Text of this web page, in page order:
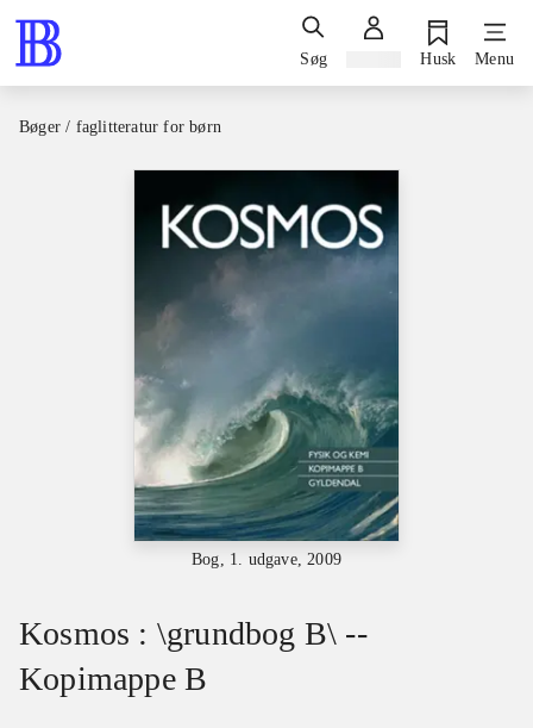
Søg Husk Menu
Bøger / faglitteratur for børn
Bog, 1. udgave, 2009
Kosmos : \grundbog B\ --
Kopimappe B